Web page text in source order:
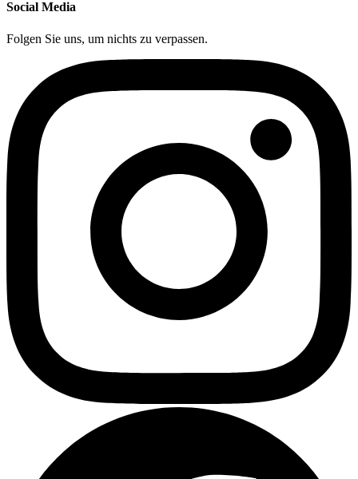
Social Media
Folgen Sie uns, um nichts zu verpassen.